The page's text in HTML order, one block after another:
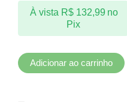
À vista R$132,99 no
Pix
Adicionar ao carrinho